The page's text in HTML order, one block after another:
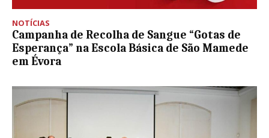
NOTÍCIAS
Campanha de Recolha de Sangue “Gotas de
Esperança” na Escola Básica de São Mamede
em Évora